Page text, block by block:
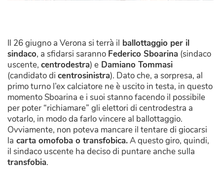
Il 26 giugno a Verona si terrà il ballottaggio per il
sindaco, a sfidarsi saranno Federico Sboarina (sindaco
uscente, centrodestra) e Damiano Tommasi
(candidato di centrosinistra). Dato che, a sorpresa, al
primo turno l’ex calciatore ne è uscito in testa, in questo
momento Sboarina e i suoi stanno facendo il possibile
per poter “richiamare” gli elettori di centrodestra a
votarlo, in modo da farlo vincere al ballottaggio.
Ovviamente, non poteva mancare il tentare di giocarsi
la carta omofoba o transfobica.A questo giro, quindi,
il sindaco uscente ha deciso di puntare anche sulla
transfobia.